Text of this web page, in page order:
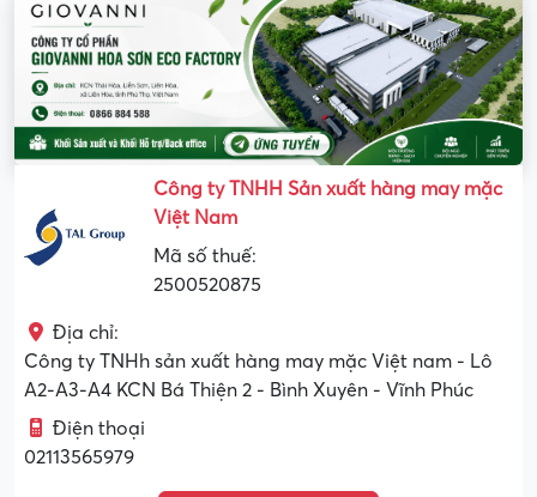
Công ty TNHH Sản xuất hàng may mặc
Việt Nam
Mã số thuế:
2500520875
Địa chỉ:
Công ty TNHh sản xuất hàng may mặc Việt nam - Lô
A2-A3-A4 KCN Bá Thiện 2 - Bình Xuyên - Vĩnh Phúc
Điện thoại
02113565979